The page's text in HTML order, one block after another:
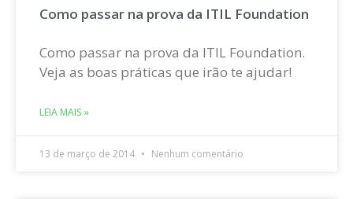
Como passar na prova da ITIL Foundation
Como passar na prova da ITIL Foundation.
Veja as boas práticas que irão te ajudar!
LEIA MAIS »
13 de março de 2014 Nenhum comentário